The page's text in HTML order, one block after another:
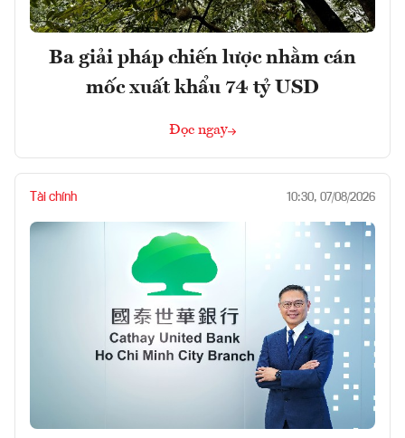
Ba giải pháp chiến lược nhằm cán
mốc xuất khẩu 74 tỷ USD
Đọc ngay
Tài chính 10:30, 07/08/2026